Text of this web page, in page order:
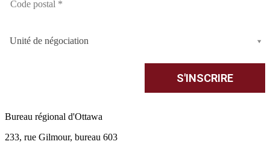
Unité de négociation
Bureau régional d'Ottawa
233, rue Gilmour, bureau 603